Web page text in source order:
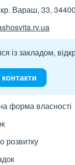
Вараш, 33, 34400
із закладом,
форма власності
розвитку